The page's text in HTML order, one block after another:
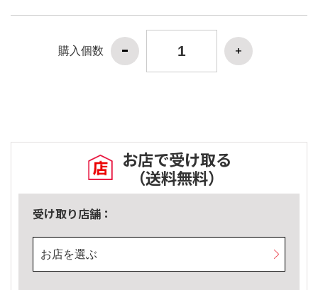
購入個数
お店で受け取る
（送料無料）
受け取り店舗：
お店を選ぶ